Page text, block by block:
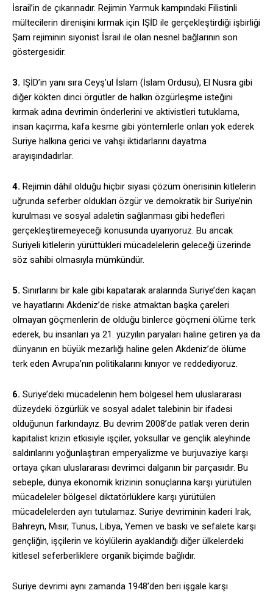
İsrail’in de çıkarınadır. Rejimin Yarmuk kampındaki Filistinli
mültecilerin direnişini kırmak için IŞİD ile gerçekleştirdiği işbirliği
Şam rejiminin siyonist İsrail ile olan nesnel bağlarının son
göstergesidir.
3. IŞİD’in yanı sıra Ceyş’ul İslam (İslam Ordusu), El Nusra gibi
diğer kökten dinci örgütler de halkın özgürleşme isteğini
kırmak adına devrimin önderlerini ve aktivistleri tutuklama,
insan kaçırma, kafa kesme gibi yöntemlerle onları yok ederek
Suriye halkına gerici ve vahşi iktidarlarını dayatma
arayışındadırlar.
4. Rejimin dâhil olduğu hiçbir siyasi çözüm önerisinin kitlelerin
uğrunda seferber oldukları özgür ve demokratik bir Suriye’nin
kurulması ve sosyal adaletin sağlanması gibi hedefleri
gerçekleştiremeyeceği konusunda uyarıyoruz. Bu ancak
Suriyeli kitlelerin yürüttükleri mücadelelerin geleceği üzerinde
söz sahibi olmasıyla mümkündür.
5. Sınırlarını bir kale gibi kapatarak aralarında Suriye’den kaçan
ve hayatlarını Akdeniz’de riske atmaktan başka çareleri
olmayan göçmenlerin de olduğu binlerce göçmeni ölüme terk
ederek, bu insanları ya 21. yüzyılın paryaları haline getiren ya da
dünyanın en büyük mezarlığı haline gelen Akdeniz’de ölüme
terk eden Avrupa’nın politikalarını kınıyor ve reddediyoruz.
6. Suriye’deki mücadelenin hem bölgesel hem uluslararası
düzeydeki özgürlük ve sosyal adalet talebinin bir ifadesi
olduğunun farkındayız. Bu devrim 2008’de patlak veren derin
kapitalist krizin etkisiyle işçiler, yoksullar ve gençlik aleyhinde
saldırılarını yoğunlaştıran emperyalizme ve burjuvaziye karşı
ortaya çıkan uluslararası devrimci dalganın bir parçasıdır. Bu
sebeple, dünya ekonomik krizinin sonuçlarına karşı yürütülen
mücadeleler bölgesel diktatörlüklere karşı yürütülen
mücadelelerden ayrı tutulamaz. Suriye devriminin kaderi Irak,
Bahreyn, Mısır, Tunus, Libya, Yemen ve baskı ve sefalete karşı
gençliğin, işçilerin ve köylülerin ayaklandığı diğer ülkelerdeki
kitlesel seferberliklere organik biçimde bağlıdır.
Suriye devrimi aynı zamanda 1948’den beri işgale karşı